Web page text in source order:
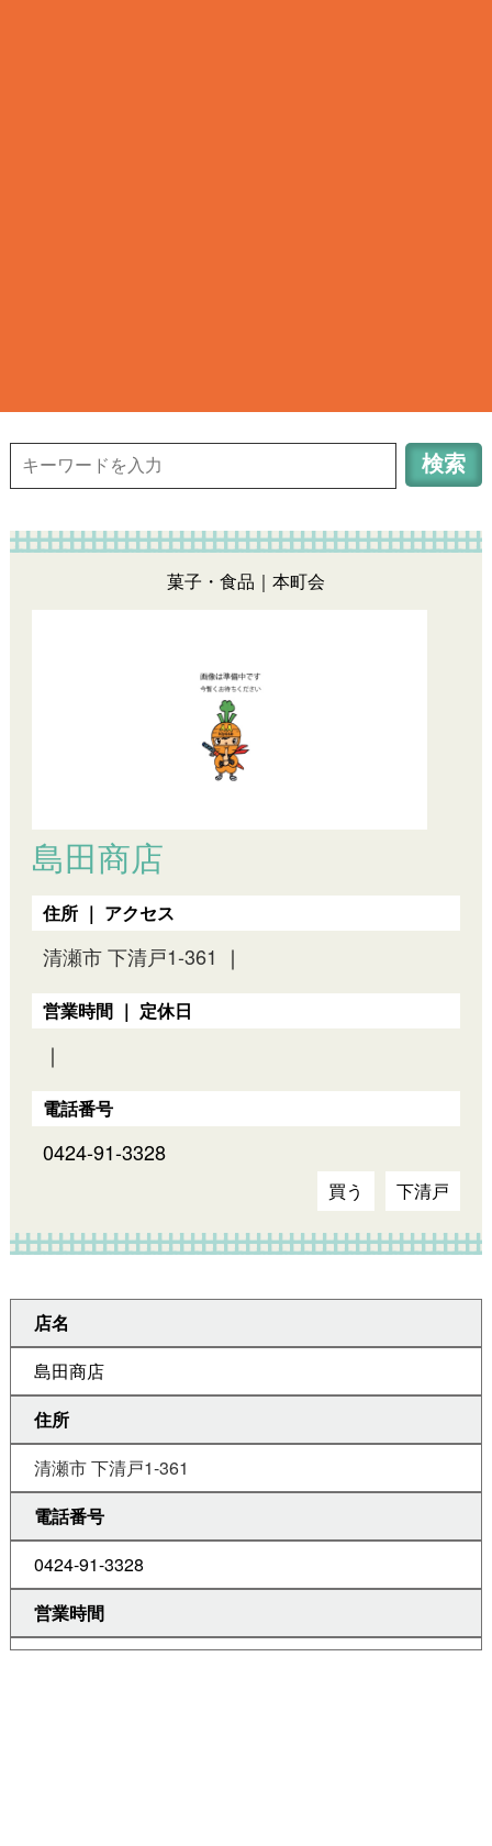
菓子・食品｜本町会
島田商店
住所 ｜ アクセス
清瀬市 下清戸1-361 ｜
営業時間 ｜ 定休日
｜
電話番号
0424-91-3328
買う 下清戸
店名
島田商店
住所
清瀬市 下清戸1-361
電話番号
0424-91-3328
営業時間